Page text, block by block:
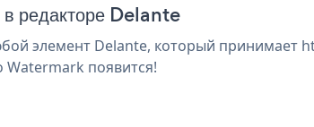
редакторе Delante
элемент Delante, который принимает
появится!